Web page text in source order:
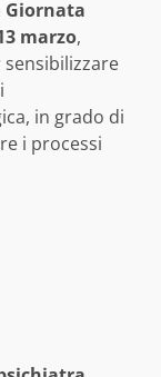
Giornata
marzo,
in grado di
i processi